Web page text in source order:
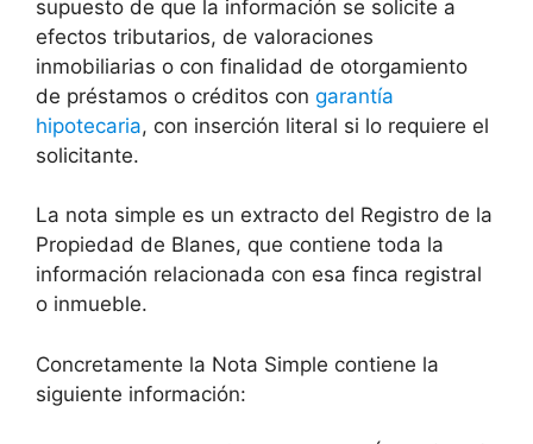
supuesto de que la información se solicite a
efectos tributarios, de valoraciones
inmobiliarias o con finalidad de otorgamiento
de préstamos o créditos con garantía
hipotecaria, con inserción literal si lo requiere el
solicitante.
La nota simple es un extracto del Registro de la
Propiedad de Blanes, que contiene toda la
información relacionada con esa finca registral
o inmueble.
Concretamente la Nota Simple contiene la
siguiente información: